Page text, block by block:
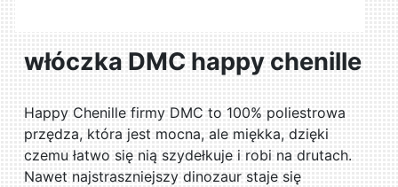
włóczka DMC happy chenille
Happy Chenille firmy DMC to 100% poliestrowa
przędza, która jest mocna, ale miękka, dzięki
czemu łatwo się nią szydełkuje i robi na drutach.
Nawet najstraszniejszy dinozaur staje się